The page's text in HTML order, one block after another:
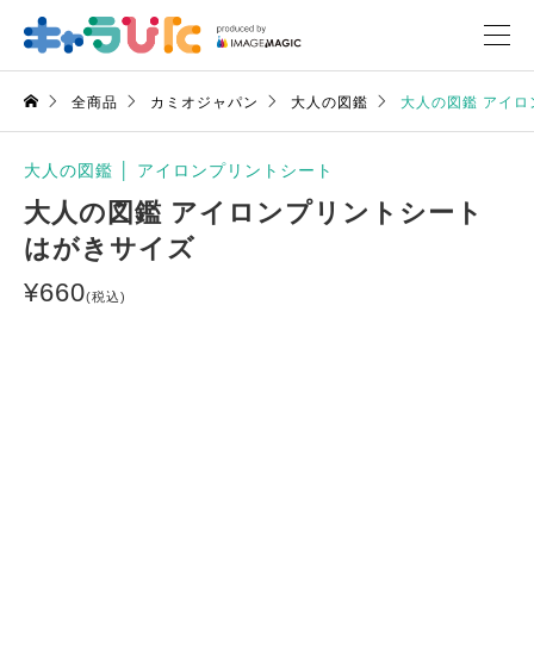
全商品 カミオジャパン 大人の図鑑 大人の図鑑 アイ
大人の図鑑 アイロンプリントシート
大人の図鑑 アイロンプリントシート
はがきサイズ
¥660(税込)